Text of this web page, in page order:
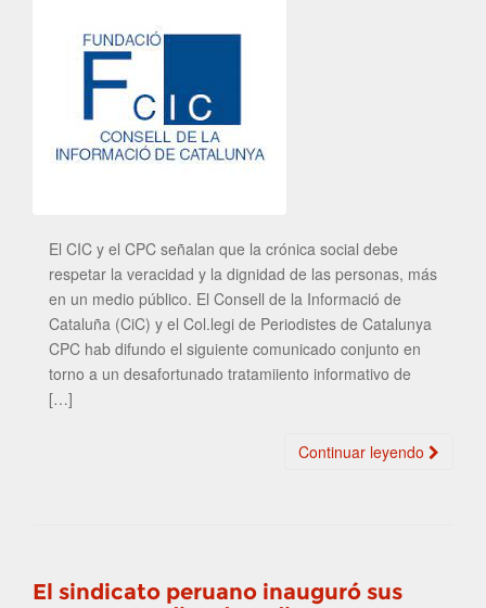
El CIC y el CPC señalan que la crónica social debe
respetar la veracidad y la dignidad de las personas, más
en un medio público. El Consell de la Informació de
Cataluña (CiC) y el Col.legi de Periodistes de Catalunya
CPC hab difundo el siguiente comunicado conjunto en
torno a un desafortunado tratamiiento informativo de
[…]
Continuar leyendo
El sindicato peruano inauguró sus